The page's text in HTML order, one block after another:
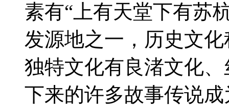
素有“上有天堂下有苏
发源地之一，历史文
独特文化有良渚文化
下来的许多故事传说